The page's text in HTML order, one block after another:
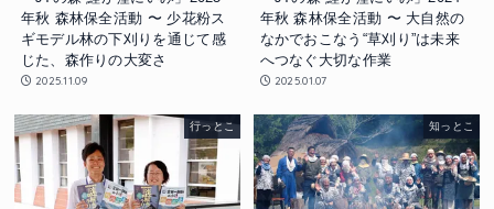
年秋 森林保全活動 〜 少花粉ス
ギモデル林の下刈りを通じて感
じた、森作りの大変さ
2025.11.09
年秋 森林保全活動 〜 大自然の
なかでおこなう“草刈り”は未来
へつなぐ大切な作業
2025.01.07
行っとこ 知っとこ